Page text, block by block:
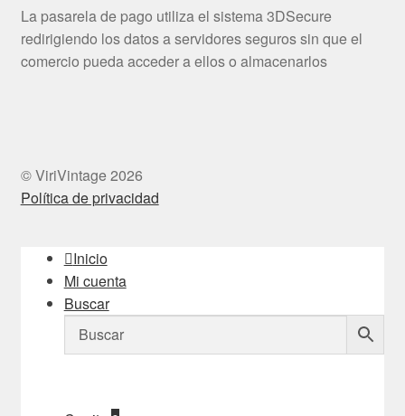
La pasarela de pago utiliza el sistema 3DSecure
redirigiendo los datos a servidores seguros sin que el
comercio pueda acceder a ellos o almacenarlos
© ViriVintage 2026
Política de privacidad
Inicio
Mi cuenta
Buscar